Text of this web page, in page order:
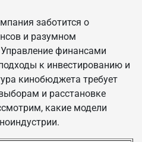
заботится о
и разумном
финансами
к инвестированию и
кинобюджета требует
и расстановке
какие модели